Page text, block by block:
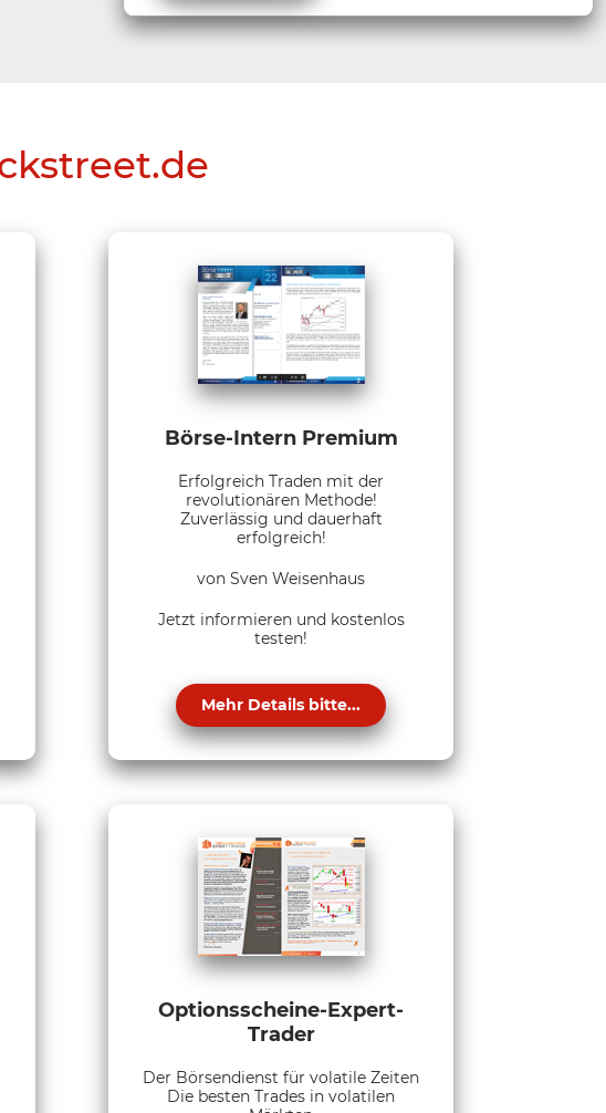
Börse-Intern Premium
Erfolgreich Traden mit der
revolutionären Methode!
Zuverlässig und dauerhaft
erfolgreich!
von Sven Weisenhaus
Jetzt informieren und kostenlos
testen!
Mehr Details bitte...
Optionsscheine-Expert-
Trader
Der Börsendienst für volatile Zeiten
Die besten Trades in volatilen